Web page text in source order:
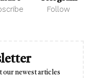
Follow
our newest articles